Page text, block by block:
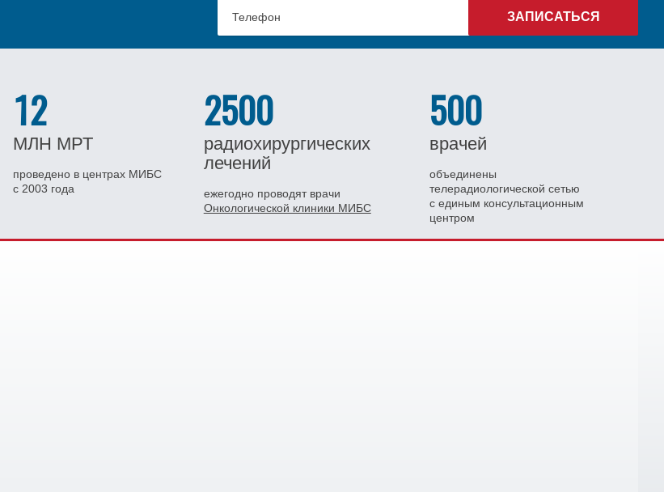
12
МЛН МРТ
проведено в центрах МИБС
с 2003 года
2500
радиохирургических
лечений
ежегодно проводят врачи
Онкологической клиники МИБС
500
врачей
объединены
телерадиологической сетью
с единым консультационным
центром